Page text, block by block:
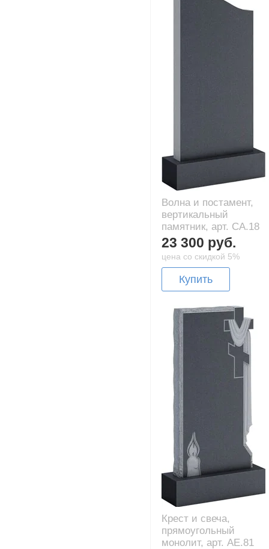
Волна и постамент,
вертикальный
памятник, арт. CA.18
23 300 руб.
цена со скидкой 5%
Купить
Крест и свеча,
прямоугольный
монолит, арт. AE.81